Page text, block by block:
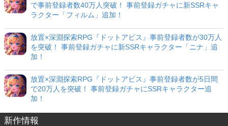
で事前登録者数40万人突破！ 事前登録ガチャに新SSRキャ
ラクター「フィルム」追加！
放置×深淵探索RPG『ドットアビス』事前登録者数が30万人
を突破！ 事前登録ガチャに新SSRキャラクター「ニナ」追
加！
放置×深淵探索RPG『ドットアビス』事前登録者数が5日間
で20万人を突破！ 事前登録ガチャにSSRキャラクター追
加！
新作情報